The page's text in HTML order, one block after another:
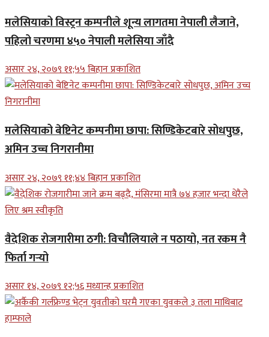
मलेसियाको विस्ट्रन कम्पनीले शून्य लागतमा नेपाली लैजाने,
पहिलो चरणमा ४५० नेपाली मलेसिया जाँदै
असार २४, २०७९ ११;५५ बिहान प्रकाशित
मलेसियाको बेष्टिनेट कम्पनीमा छापा: सिण्डिकेटबारे सोधपुछ,
अमिन उच्च निगरानीमा
असार २४, २०७९ ११;४४ बिहान प्रकाशित
वैदेशिक रोजगारीमा ठगी: विचौलियाले न पठायो, नत रकम नै
फिर्ता गर्‍यो
असार १४, २०७९ १२;५६ मध्यान्ह प्रकाशित